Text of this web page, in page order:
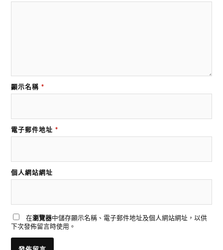
顯示名稱 *
電子郵件地址 *
個人網站網址
在瀏覽器中儲存顯示名稱、電子郵件地址及個人網站網址，以供
下次發佈留言時使用。